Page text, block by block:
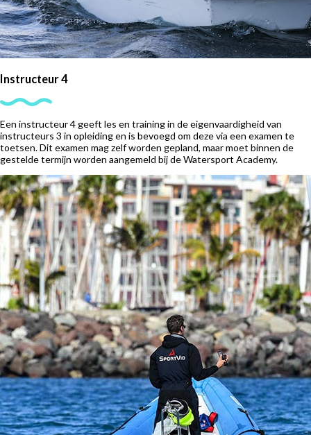
Instructeur 4
Een instructeur 4 geeft les en training in de eigenvaardigheid van
instructeurs 3 in opleiding en is bevoegd om deze via een examen te
toetsen. Dit examen mag zelf worden gepland, maar moet binnen de
gestelde termijn worden aangemeld bij de Watersport Academy.